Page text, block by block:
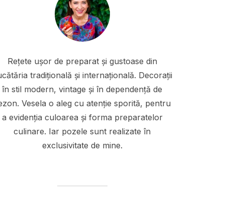
Rețete ușor de preparat și gustoase din
tradițională și internațională. Decorații
în stil modern, vintage și în dependență de
Vesela o aleg cu atenție sporită, pentru
a evidenția culoarea și forma preparatelor
culinare. Iar pozele sunt realizate în
exclusivitate de mine.